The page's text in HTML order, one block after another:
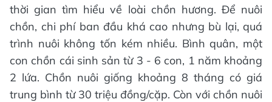
thời gian tìm hiểu về loài chồn hương. Để nuôi
chồn, chi phí ban đầu khá cao nhưng bù lại, quá
trình nuôi không tốn kém nhiều. Bình quân, một
con chồn cái sinh sản từ 3 - 6 con, 1 năm khoảng
2 lứa. Chồn nuôi giống khoảng 8 tháng có giá
trung bình từ 30 triệu đồng/cặp. Còn với chồn nuôi